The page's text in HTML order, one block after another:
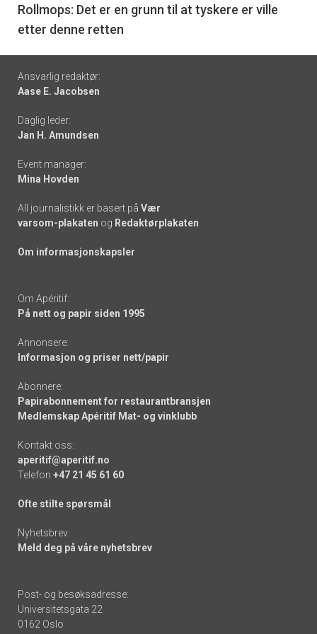
6
Rollmops: Det er en grunn til at tyskere er ville
etter denne retten
Footer
-
links
Ansvarlig redaktør:
Aase E. Jacobsen
Daglig leder:
Jan H. Amundsen
Event manager:
Mina Hovden
All journalistikk er basert på Vær
varsom-plakaten og Redaktørplakaten
Om informasjonskapsler
Om Apéritif:
På nett og papir siden 1995
Annonsere:
Informasjon og priser nett/papir
Abonnere:
Papirabonnement for restaurantbransjen
Medlemskap Apéritif Mat- og vinklubb
Kontakt oss:
aperitif@aperitif.no
Telefon +47 21 45 61 60
Ofte stilte spørsmål
Nyhetsbrev:
Meld deg på våre nyhetsbrev
Post- og besøksadresse:
Universitetsgata 22
0162 Oslo